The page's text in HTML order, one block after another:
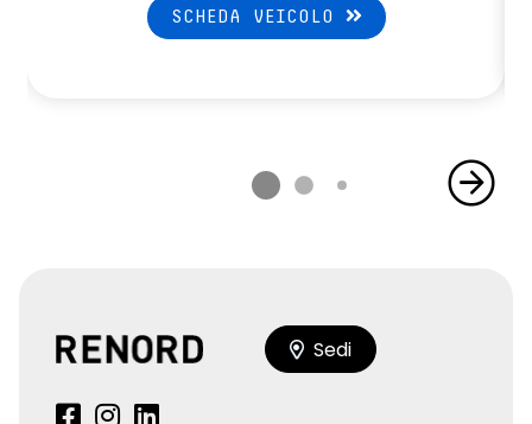
SCHEDA VEICOLO
Sedi